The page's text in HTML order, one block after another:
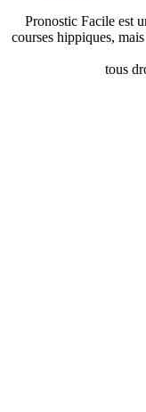
Pronostic Facile est
courses hippiques,
tous